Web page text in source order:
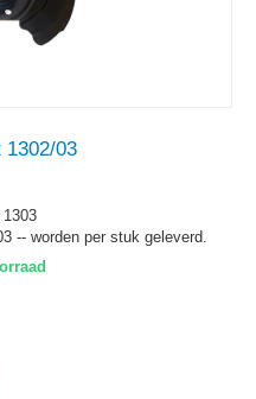
03
-- worden per stuk geleverd.